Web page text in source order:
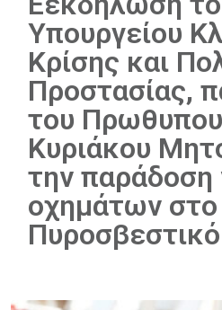
Υπουργείου
Κρίσης και
Προστασίας,
του
Κυριάκου
την
οχημάτων στο